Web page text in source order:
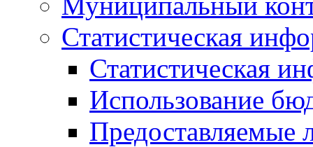
Статистическая
Статистическая
Использование
Предоставляемые